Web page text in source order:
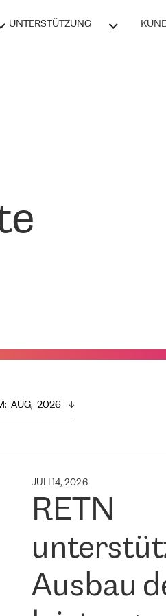
UNTERSTÜTZUNG
: AUG,  2026
JULI 14, 2026
RETN
Ausbau